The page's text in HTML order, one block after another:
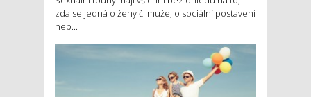
zda se jedná o ženy či muže, o sociální postavení
neb...